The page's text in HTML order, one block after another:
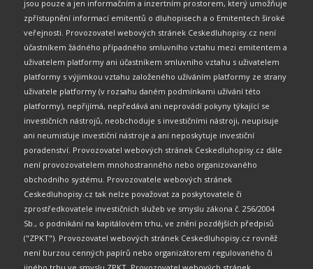
jsou pouze a jen informačním a inzertním prostorem, který umožňuje
zpřístupnění informací emitentů o dluhopisech a o Emitentech široké
veřejnosti. Provozovatel webových stránek Ceskedluhopisy.cz není
účastníkem žádného případného smluvního vztahu mezi emitentem a
uživatelem platformy ani účastníkem smluvního vztahu s uživatelem
platformy s výjimkou vztahu založeného užíváním platformy ze strany
uživatele platformy (v rozsahu daném podmínkami užívání této
platformy), nepřijímá, nepředává ani neprovádí pokyny týkající se
investičních nástrojů, neobchoduje s investičními nástroji, neupisuje
ani neumisťuje investiční nástroje a ani neposkytuje investiční
poradenství. Provozovatel webových stránek Ceskedluhopisy.cz dále
není provozovatelem mnohostranného nebo organizovaného
obchodního systému. Provozovatele webových stránek
Ceskedluhopisy.cz tak nelze považovat za poskytovatele či
zprostředkovatele investičních služeb ve smyslu zákona č. 256/2004
Sb., o podnikání na kapitálovém trhu, ve znění pozdějších předpisů
("ZPKT"). Provozovatel webových stránek Ceskedluhopisy.cz rovněž
není burzou cenných papírů nebo organizátorem regulovaného či
jiného trhu ve smyslu ZPKT. Provozovatel webových stránek